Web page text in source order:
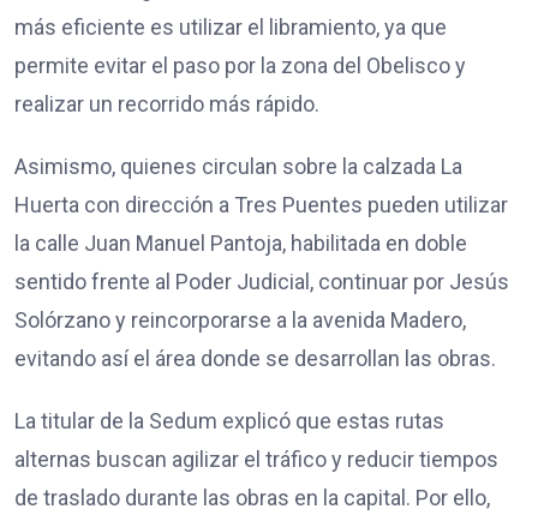
más eficiente es utilizar el libramiento, ya que
permite evitar el paso por la zona del Obelisco y
realizar un recorrido más rápido.
Asimismo, quienes circulan sobre la calzada La
Huerta con dirección a Tres Puentes pueden utilizar
la calle Juan Manuel Pantoja, habilitada en doble
sentido frente al Poder Judicial, continuar por Jesús
Solórzano y reincorporarse a la avenida Madero,
evitando así el área donde se desarrollan las obras.
La titular de la Sedum explicó que estas rutas
alternas buscan agilizar el tráfico y reducir tiempos
de traslado durante las obras en la capital. Por ello,